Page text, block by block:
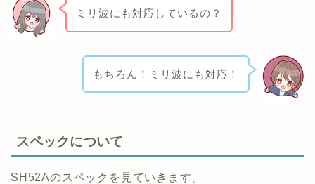
ミリ波にも対応しているの？
もちろん！ミリ波にも対応！
スペックについて
SH52Aのスペックを見ていきます。